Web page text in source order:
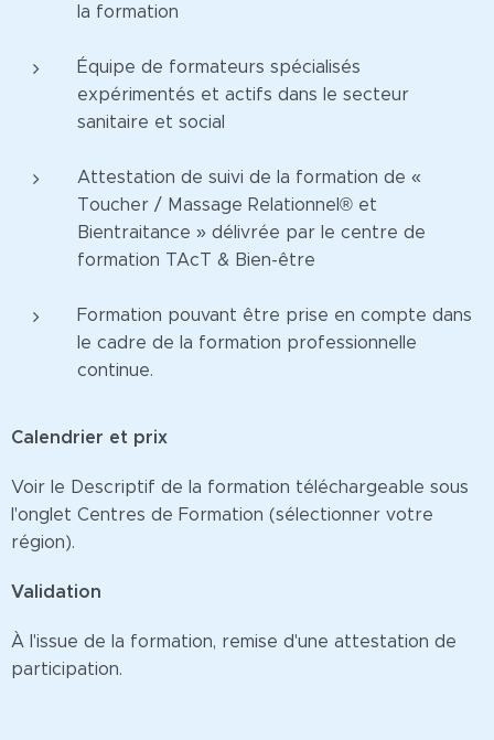
la formation
Équipe de formateurs spécialisés
expérimentés et actifs dans le secteur
sanitaire et social
Attestation de suivi de la formation de «
Toucher / Massage Relationnel® et
Bientraitance » délivrée par le centre de
formation TAcT & Bien-être
Formation pouvant être prise en compte dans
le cadre de la formation professionnelle
continue.
Calendrier et prix
Voir le Descriptif de la formation téléchargeable sous
l'onglet Centres de Formation (sélectionner votre
région).
Validation
À l'issue de la formation, remise d'une attestation de
participation.